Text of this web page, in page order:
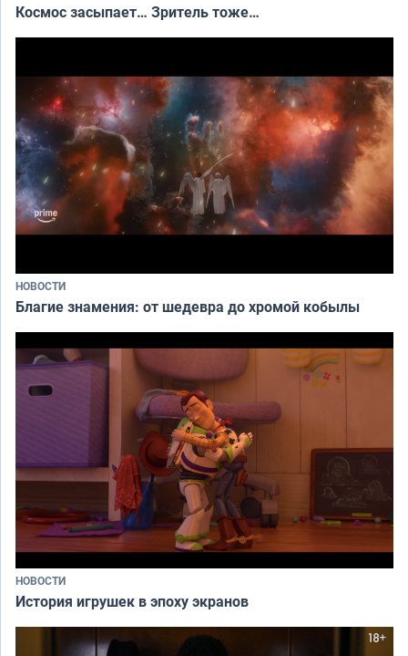
Космос засыпает… Зритель тоже…
НОВОСТИ
Благие знамения: от шедевра до хромой кобылы
НОВОСТИ
История игрушек в эпоху экранов